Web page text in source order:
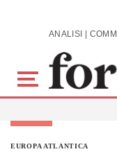
Skip to main content
EUROPA ATLANTICA